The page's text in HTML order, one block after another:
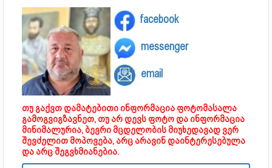
facebook
messenger
email
თუ გაქვთ დამატებითი ინფორმაცია ფოტომასალა
გამოგვიგზავნეთ, თუ არ დევს ფოტო და ინფორმაცია
მინიმალურია, ბევრი მცდელობის მიუხედავად ვერ
შევძელით მოპოვება, არც არავინ დაინტერესებულა
და არც შეგვხმიანებია.